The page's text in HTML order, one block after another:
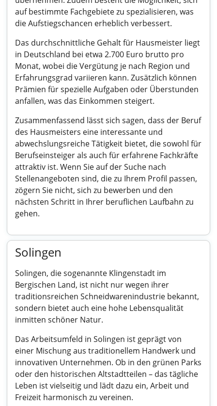
auf bestimmte Fachgebiete zu spezialisieren, was
die Aufstiegschancen erheblich verbessert.
Das durchschnittliche Gehalt für Hausmeister liegt
in Deutschland bei etwa 2.700 Euro brutto pro
Monat, wobei die Vergütung je nach Region und
Erfahrungsgrad variieren kann. Zusätzlich können
Prämien für spezielle Aufgaben oder Überstunden
anfallen, was das Einkommen steigert.
Zusammenfassend lässt sich sagen, dass der Beruf
des Hausmeisters eine interessante und
abwechslungsreiche Tätigkeit bietet, die sowohl für
Berufseinsteiger als auch für erfahrene Fachkräfte
attraktiv ist. Wenn Sie auf der Suche nach
Stellenangeboten sind, die zu Ihrem Profil passen,
zögern Sie nicht, sich zu bewerben und den
nächsten Schritt in Ihrer beruflichen Laufbahn zu
gehen.
Solingen
Solingen, die sogenannte Klingenstadt im
Bergischen Land, ist nicht nur wegen ihrer
traditionsreichen Schneidwarenindustrie bekannt,
sondern bietet auch eine hohe Lebensqualität
inmitten schöner Natur.
Das Arbeitsumfeld in Solingen ist geprägt von
einer Mischung aus traditionellem Handwerk und
innovativen Unternehmen. Ob in den grünen Parks
oder den historischen Altstadtteilen – das tägliche
Leben ist vielseitig und lädt dazu ein, Arbeit und
Freizeit harmonisch zu vereinen.